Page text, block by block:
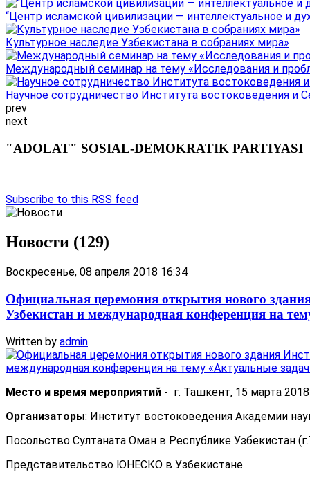
“Центр исламской цивилизации — интеллектуальное и
Культурное наследие Узбекистана в собраниях мира»
Международный семинар на тему «Исследования и
Научное сотрудничество Института востоковедения и
prev
next
"ADOLAT" SOSIAL-DEMOKRATIK PARTIYASI
Subscribe to this RSS feed
Новости (129)
Воскресенье, 08 апреля 2018 16:34
Официальная церемония открытия нового
Узбекистан и международная конференция на
Written by admin
Место и время мероприятий - г. Ташкент, 15 марта 2018
Организаторы: Институт востоковедения Академии
Посольство Султаната Оман в Республике Узбекистан
Представительство ЮНЕСКО в Узбекистане.